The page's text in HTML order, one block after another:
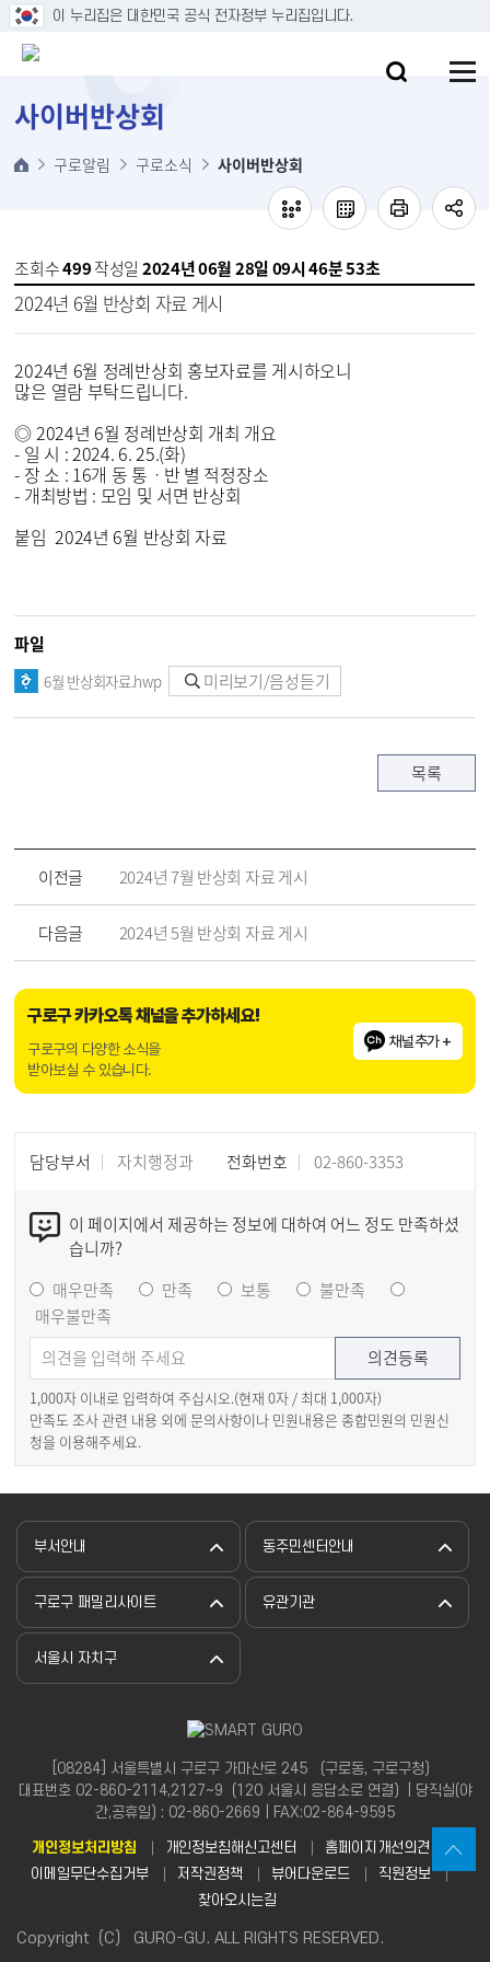
본문 바로가기
이 누리집은 대한민국 공식 전자정부 누리집입니다.
사이버반상회
구로알림 구로소식 사이버반상회
조회수499작성일 2024년 06월 28일 09시 46분 53초
2024년 6월 반상회 자료 게시
2024년 6월 정례반상회 홍보자료를 게시하오니
많은 열람 부탁드립니다.
◎ 2024년 6월 정례반상회 개최 개요
- 일 시 : 2024. 6. 25.(화)
- 장 소 : 16개 동 통ㆍ반 별 적정장소
- 개최방법 : 모임 및 서면 반상회
붙임 2024년 6월 반상회 자료
파일
6월 반상회자료.hwp 미리보기/음성듣기
목록
이전글 2024년 7월 반상회 자료 게시
다음글 2024년 5월 반상회 자료 게시
구로구 카카오톡 채널을 추가하세요!
구로구의 다양한 소식을
받아보실 수 있습니다.
채널추가 +
담당부서 자치행정과 전화번호 02-860-3353
이 페이지에서 제공하는 정보에 대하여 어느 정도 만족하셨
습니까?
매우만족
만족 보통
불만족
매우불만족
1,000자 이내로 입력하여 주십시오.(현재 0자 / 최대 1,000자)
만족도 조사 관련 내용 외에 문의사항이나 민원내용은 종합민원의 민원신
청을 이용해주세요.
부서안내 동주민센터안내
구로구 패밀리사이트 유관기관
서울시 자치구
[08284] 서울특별시 구로구 가마산로 245 （구로동, 구로구청）
대표번호 02-860-2114,2127~9（120 서울시 응답소로 연결）| 당직실(야
간,공휴일) : 02-860-2669 | FAX:02-864-9595
개인정보처리방침 개인정보침해신고센터
홈페이지개선의견
이메일무단수집거부
저작권정책 뷰어다운로드
직원정보
찾아오시는길
Copyright（C） GURO-GU. ALL RIGHTS RESERVED.